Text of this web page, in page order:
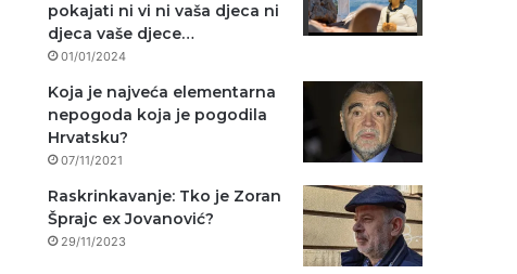
pokajati ni vi ni vaša djeca ni
djeca vaše djece…
01/01/2024
Koja je najveća elementarna
nepogoda koja je pogodila
Hrvatsku?
07/11/2021
Raskrinkavanje: Tko je Zoran
Šprajc ex Jovanović?
29/11/2023